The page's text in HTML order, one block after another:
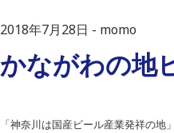
2018年7月28日 momo
かながわの地
「神奈川は国産ビール産業発祥の地